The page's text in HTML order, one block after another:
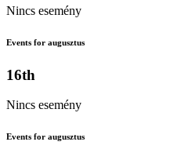
Nincs esemény
Events for augusztus
16th
Nincs esemény
Events for augusztus